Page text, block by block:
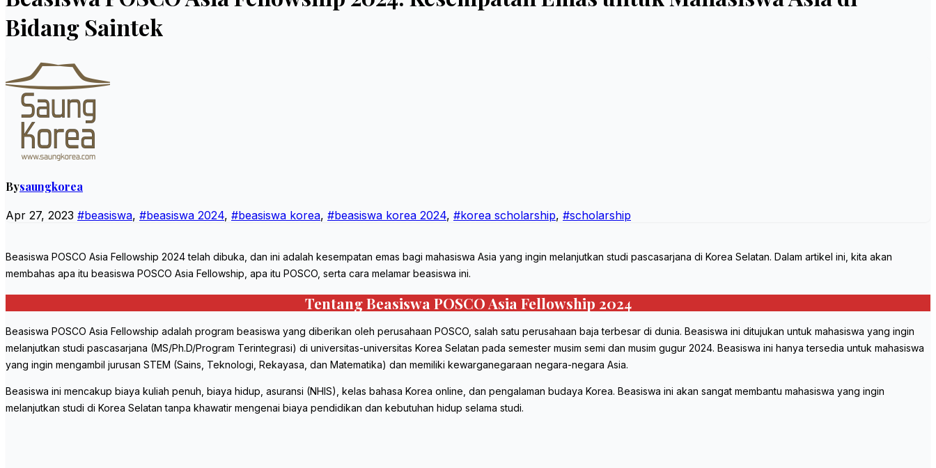
Bidang Saintek
Bysaungkorea
Apr 27, 2023 #beasiswa, #beasiswa 2024, #beasiswa korea, #beasiswa korea 2024, #korea scholarship, #scholarship
Beasiswa POSCO Asia Fellowship 2024 telah dibuka, dan ini adalah kesempatan emas bagi mahasiswa Asia yang ingin melanjutkan studi pascasarjana di Korea Selatan. Dalam artikel ini, kita akan
membahas apa itu beasiswa POSCO Asia Fellowship, apa itu POSCO, serta cara melamar beasiswa ini.
Tentang Beasiswa POSCO Asia Fellowship 2024
Beasiswa POSCO Asia Fellowship adalah program beasiswa yang diberikan oleh perusahaan POSCO, salah satu perusahaan baja terbesar di dunia. Beasiswa ini ditujukan untuk mahasiswa yang ingin
melanjutkan studi pascasarjana (MS/Ph.D/Program Terintegrasi) di universitas-universitas Korea Selatan pada semester musim semi dan musim gugur 2024. Beasiswa ini hanya tersedia untuk mahasiswa
yang ingin mengambil jurusan STEM (Sains, Teknologi, Rekayasa, dan Matematika) dan memiliki kewarganegaraan negara-negara Asia.
Beasiswa ini mencakup biaya kuliah penuh, biaya hidup, asuransi (NHIS), kelas bahasa Korea online, dan pengalaman budaya Korea. Beasiswa ini akan sangat membantu mahasiswa yang ingin
melanjutkan studi di Korea Selatan tanpa khawatir mengenai biaya pendidikan dan kebutuhan hidup selama studi.